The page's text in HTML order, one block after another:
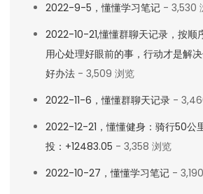
2022-9-5，懂懂学习笔记- 3,530
2022-10-21,懂懂群聊天记录，按顺
用心处理好眼前的事，行动才是解
好办法- 3,509 浏览
2022-11-6，懂懂群聊天记录-
2022-12-21，懂懂健身：骑行50公
投：+12483.05 - 3,358 浏览
2022-10-27，懂懂学习笔记-